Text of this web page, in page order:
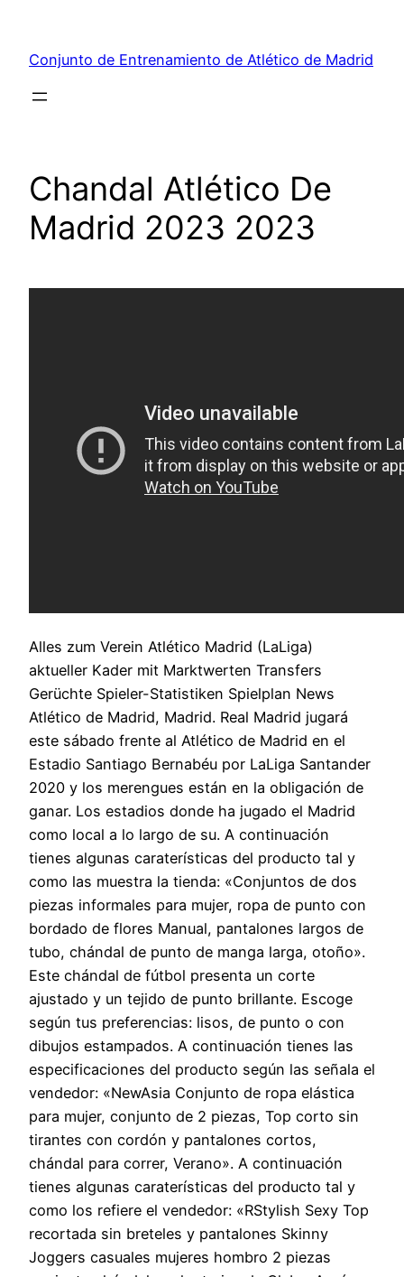
contenido
Conjunto de Entrenamiento de Atlético de Madrid
Chandal Atlético De
Madrid 2023 2023
Alles zum Verein Atlético Madrid (LaLiga)
aktueller Kader mit Marktwerten Transfers
Gerüchte Spieler-Statistiken Spielplan News
Atlético de Madrid, Madrid. Real Madrid jugará
este sábado frente al Atlético de Madrid en el
Estadio Santiago Bernabéu por LaLiga Santander
2020 y los merengues están en la obligación de
ganar. Los estadios donde ha jugado el Madrid
como local a lo largo de su. A continuación
tienes algunas caraterísticas del producto tal y
como las muestra la tienda: «Conjuntos de dos
piezas informales para mujer, ropa de punto con
bordado de flores Manual, pantalones largos de
tubo, chándal de punto de manga larga, otoño».
Este chándal de fútbol presenta un corte
ajustado y un tejido de punto brillante. Escoge
según tus preferencias: lisos, de punto o con
dibujos estampados. A continuación tienes las
especificaciones del producto según las señala el
vendedor: «NewAsia Conjunto de ropa elástica
para mujer, conjunto de 2 piezas, Top corto sin
tirantes con cordón y pantalones cortos,
chándal para correr, Verano». A continuación
tienes algunas caraterísticas del producto tal y
como los refiere el vendedor: «RStylish Sexy Top
recortada sin breteles y pantalones Skinny
Joggers casuales mujeres hombro 2 piezas